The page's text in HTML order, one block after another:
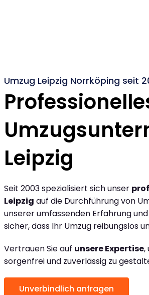
Umzug Leipzig Norrköping seit
Leipzig
Seit 2003 spezialisiert sich unser
Leipzig auf die Durchführung von
unserer umfassenden Erfahrung
sicher, dass Ihr Umzug reibungslos
Vertrauen Sie auf unsere Expertise,
sorgenfrei und zuverlässig zu
Unverbindlich anfragen